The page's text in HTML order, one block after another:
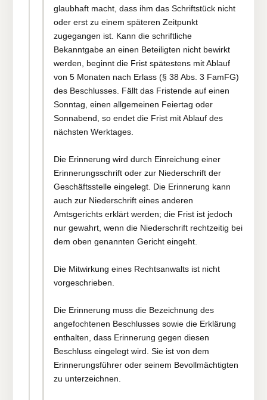
glaubhaft macht, dass ihm das Schriftstück nicht
oder erst zu einem späteren Zeitpunkt
zugegangen ist. Kann die schriftliche
Bekanntgabe an einen Beteiligten nicht bewirkt
werden, beginnt die Frist spätestens mit Ablauf
von 5 Monaten nach Erlass (§ 38 Abs. 3 FamFG)
des Beschlusses. Fällt das Fristende auf einen
Sonntag, einen allgemeinen Feiertag oder
Sonnabend, so endet die Frist mit Ablauf des
nächsten Werktages.
Die Erinnerung wird durch Einreichung einer
Erinnerungsschrift oder zur Niederschrift der
Geschäftsstelle eingelegt. Die Erinnerung kann
auch zur Niederschrift eines anderen
Amtsgerichts erklärt werden; die Frist ist jedoch
nur gewahrt, wenn die Niederschrift rechtzeitig bei
dem oben genannten Gericht eingeht.
Die Mitwirkung eines Rechtsanwalts ist nicht
vorgeschrieben.
Die Erinnerung muss die Bezeichnung des
angefochtenen Beschlusses sowie die Erklärung
enthalten, dass Erinnerung gegen diesen
Beschluss eingelegt wird. Sie ist von dem
Erinnerungsführer oder seinem Bevollmächtigten
zu unterzeichnen.